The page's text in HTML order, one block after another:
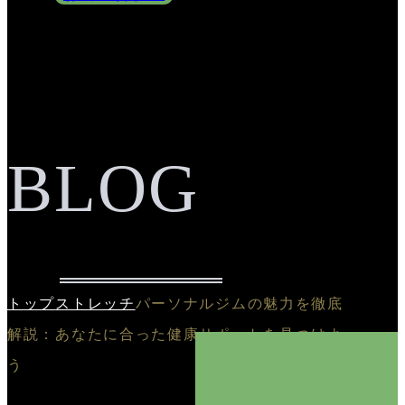
BLOG
トップストレッチパーソナルジムの魅力を徹底
解説：あなたに合った健康サポートを見つけよ
う